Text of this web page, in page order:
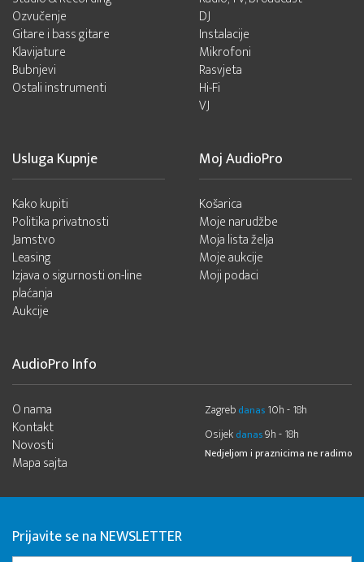
Ozvučenje
Gitare i bass gitare
Klavijature
Bubnjevi
Ostali instrumenti
DJ
Instalacije
Mikrofoni
Rasvjeta
Hi-Fi
VJ
Usluga Kupnje
Kako kupiti
Politika privatnosti
Jamstvo
Leasing
Izjava o sigurnosti on-line
plaćanja
Aukcije
Moj AudioPro
Košarica
Moje narudžbe
Moja lista želja
Moje aukcije
Moji podaci
AudioPro Info
O nama
Kontakt
Novosti
Mapa sajta
Zagreb danas 10h - 18h
Osijek danas9h - 18h
Nedjeljom i praznicima ne radimo
Prijavite se na NEWSLETTER